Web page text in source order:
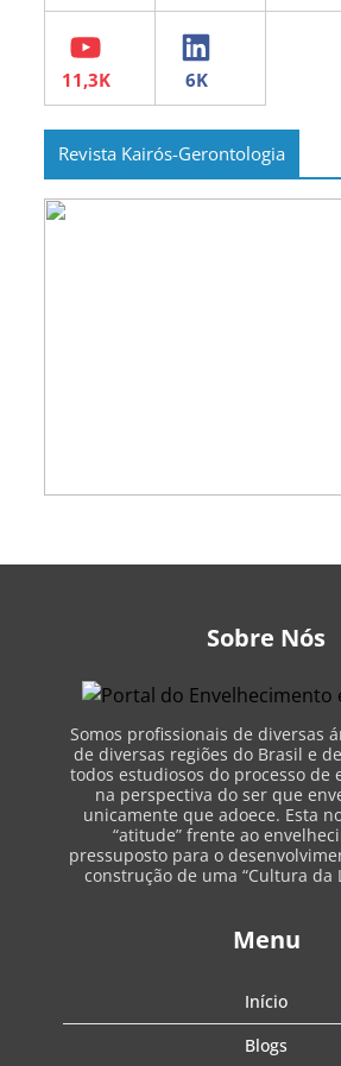
YouTube LinkedIn
Revista Kairós-Gerontologia
Sobre Nós
Somos profissionais de diversas
de diversas regiões do Brasil e
todos estudiosos do processo de
na perspectiva do ser que
unicamente que adoece. Esta
“atitude” frente ao
pressuposto para o
construção de uma “Cultura da
Menu
Início
Blogs